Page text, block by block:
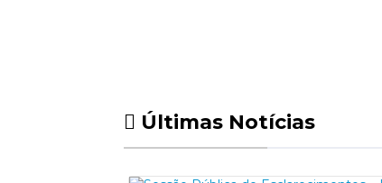
Últimas Notícias